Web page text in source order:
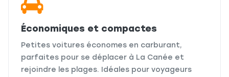
Économiques et compactes
Petites voitures économes en carburant,
parfaites pour se déplacer à La Canée et
rejoindre les plages. Idéales pour voyageurs